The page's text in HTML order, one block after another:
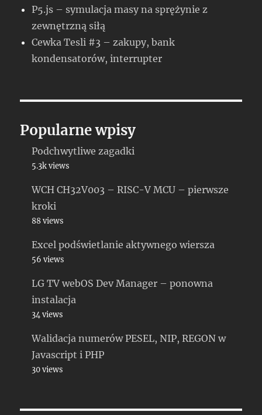
P5.js – symulacja masy na sprężynie z
zewnętrzną siłą
Cewka Tesli #3 – zakupy, bank
kondensatorów, interrupter
Popularne wpisy
Podchwytliwe zagadki
5.3k views
WCH CH32V003 – RISC-V MCU – pierwsze
kroki
88 views
Excel podświetlanie aktywnego wiersza
56 views
LG TV webOS Dev Manager – ponowna
instalacja
34 views
Walidacja numerów PESEL, NIP, REGON w
Javascript i PHP
30 views